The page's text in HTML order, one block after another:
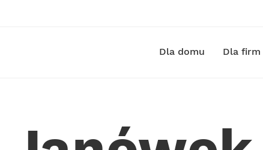
Dla domu Dla firm